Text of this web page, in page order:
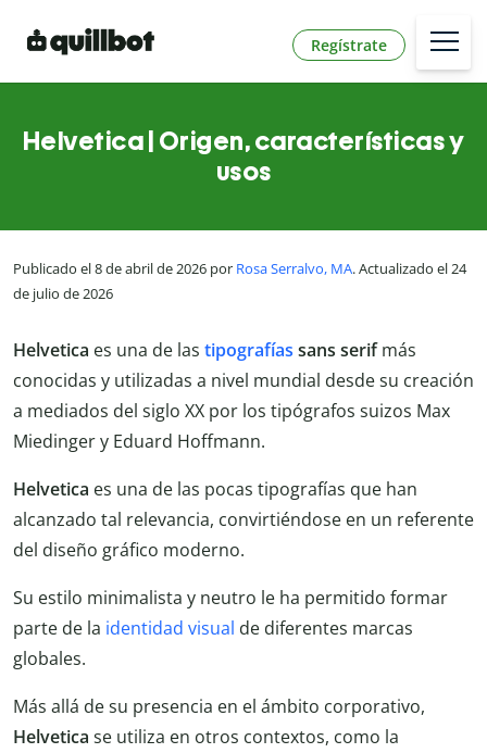
Regístrate
Helvetica | Origen, características y
usos
Publicado el 8 de abril de 2026 por Rosa Serralvo, MA. Actualizado el 24
de julio de 2026
Helvetica es una de las tipografías sans serifmás
conocidas y utilizadas a nivel mundial desde su creación
a mediados del siglo XX por los tipógrafos suizos Max
Miedinger y Eduard Hoffmann.
Helvetica es una de las pocas tipografías que han
alcanzado tal relevancia, convirtiéndose en un referente
del diseño gráfico moderno.
Su estilo minimalista y neutro le ha permitido formar
parte de la identidad visual de diferentes marcas
globales.
Más allá de su presencia en el ámbito corporativo,
Helvetica se utiliza en otros contextos, como la